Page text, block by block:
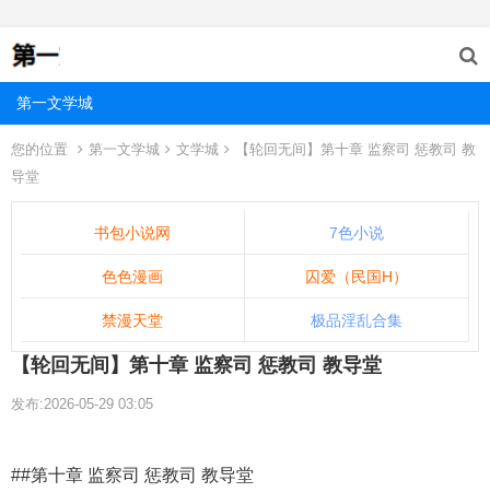
第一文学城
您的位置 第一文学城 文学城
【轮回无间】第十章 监察司 惩教司 教
导堂
书包小说网 7色小说
色色漫画 囚爱（民国H）
禁漫天堂 极品淫乱合集
【轮回无间】第十章 监察司 惩教司 教导堂
发布:2026-05-29 03:05
##第十章 监察司 惩教司 教导堂